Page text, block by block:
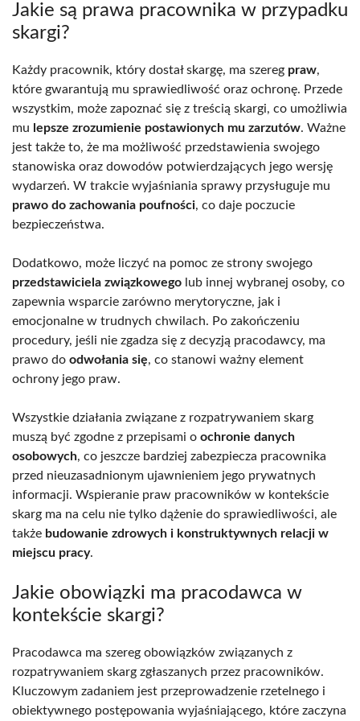
Jakie są prawa pracownika w przypadku
skargi?
Każdy pracownik, który dostał skargę, ma szereg praw,
które gwarantują mu sprawiedliwość oraz ochronę. Przede
wszystkim, może zapoznać się z treścią skargi, co umożliwia
mu lepsze zrozumienie postawionych mu zarzutów. Ważne
jest także to, że ma możliwość przedstawienia swojego
stanowiska oraz dowodów potwierdzających jego wersję
wydarzeń. W trakcie wyjaśniania sprawy przysługuje mu
prawo do zachowania poufności, co daje poczucie
bezpieczeństwa.
Dodatkowo, może liczyć na pomoc ze strony swojego
przedstawiciela związkowego lub innej wybranej osoby, co
zapewnia wsparcie zarówno merytoryczne, jak i
emocjonalne w trudnych chwilach. Po zakończeniu
procedury, jeśli nie zgadza się z decyzją pracodawcy, ma
prawo do odwołania się, co stanowi ważny element
ochrony jego praw.
Wszystkie działania związane z rozpatrywaniem skarg
muszą być zgodne z przepisami o ochronie danych
osobowych, co jeszcze bardziej zabezpiecza pracownika
przed nieuzasadnionym ujawnieniem jego prywatnych
informacji. Wspieranie praw pracowników w kontekście
skarg ma na celu nie tylko dążenie do sprawiedliwości, ale
także budowanie zdrowych i konstruktywnych relacji w
miejscu pracy.
Jakie obowiązki ma pracodawca w
kontekście skargi?
Pracodawca ma szereg obowiązków związanych z
rozpatrywaniem skarg zgłaszanych przez pracowników.
Kluczowym zadaniem jest przeprowadzenie rzetelnego i
obiektywnego postępowania wyjaśniającego, które zaczyna